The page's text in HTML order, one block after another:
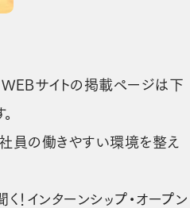
WEBサイトの掲載ページは下
員の働きやすい環境を整え
インターンシップ・オープン